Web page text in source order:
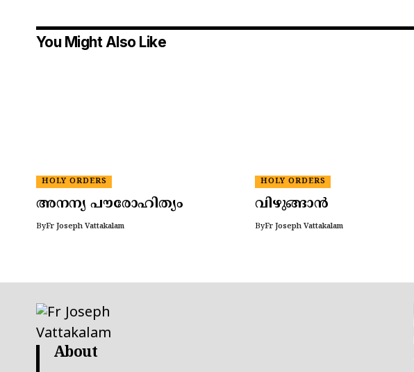
You Might Also Like
HOLY ORDERS
അനന്യ പൗരോഹിത്യം
ByFr Joseph Vattakalam
HOLY ORDERS
വിഴുങ്ങാൻ
ByFr Joseph Vattakalam
About